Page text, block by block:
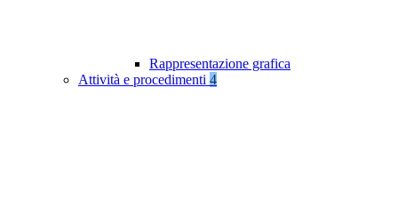
Rappresentazione grafica
Attività e procedimenti 4